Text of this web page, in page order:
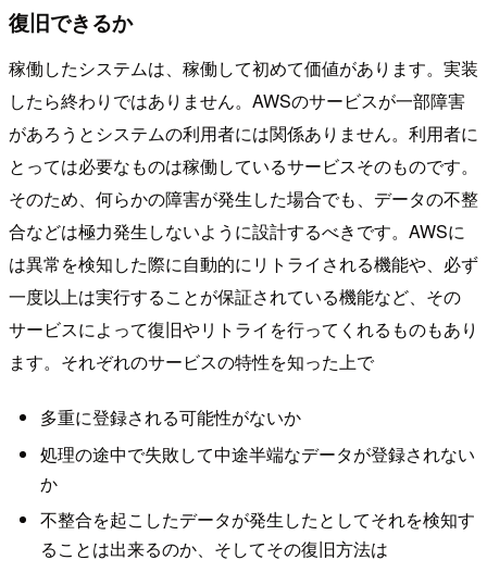
復旧できるか
稼働したシステムは、稼働して初めて価値があります。実装
したら終わりではありません。AWSのサービスが一部障害
があろうとシステムの利用者には関係ありません。利用者に
とっては必要なものは稼働しているサービスそのものです。
そのため、何らかの障害が発生した場合でも、データの不整
合などは極力発生しないように設計するべきです。AWSに
は異常を検知した際に自動的にリトライされる機能や、必ず
一度以上は実行することが保証されている機能など、その
サービスによって復旧やリトライを行ってくれるものもあり
ます。それぞれのサービスの特性を知った上で
多重に登録される可能性がないか
処理の途中で失敗して中途半端なデータが登録されない
か
不整合を起こしたデータが発生したとしてそれを検知す
ることは出来るのか、そしてその復旧方法は